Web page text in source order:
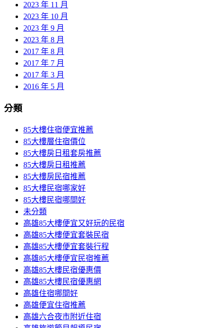
2023 年 11 月
2023 年 10 月
2023 年 9 月
2023 年 8 月
2017 年 8 月
2017 年 7 月
2017 年 3 月
2016 年 5 月
分類
85大樓住宿便宜推薦
85大樓層住宿價位
85大樓房日租套房推薦
85大樓房日租推薦
85大樓房民宿推薦
85大樓民宿哪家好
85大樓民宿哪間好
未分類
高雄85大樓便宜又好玩的民宿
高雄85大樓便宜套裝民宿
高雄85大樓便宜套裝行程
高雄85大樓便宜民宿推薦
高雄85大樓民宿優惠價
高雄85大樓民宿優惠網
高雄住宿哪間好
高雄便宜住宿推薦
高雄六合夜市附近住宿